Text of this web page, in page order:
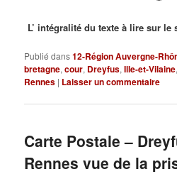
L’ intégralité du texte à lire sur le
Publié dans12-Région Auvergne-
bretagne,cour, Dreyfus,Ille-et-Vilaine
Rennes | Laisser un commentaire
Carte Postale –
Rennes vue de la